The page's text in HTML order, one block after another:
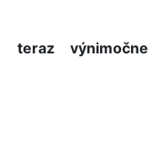
teraz výnimočne